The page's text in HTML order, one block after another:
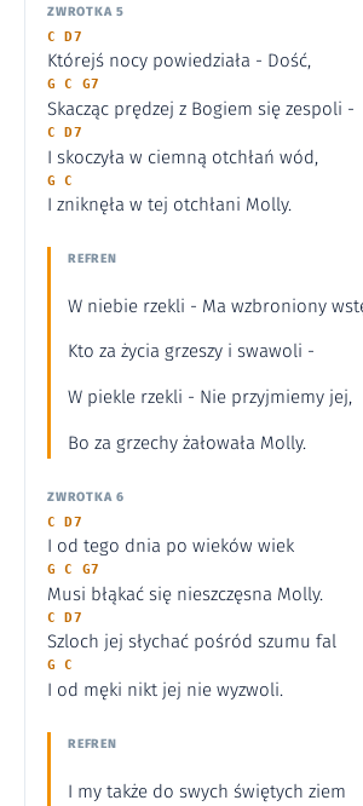
ZWROTKA 5
C D7
Którejś nocy powiedziała - Dość,
G C G7
Skacząc prędzej z Bogiem się zespoli -
C D7
I skoczyła w ciemną otchłań wód,
G C
I zniknęła w tej otchłani Molly.
REFREN
W niebie rzekli - Ma wzbroniony
Kto za życia grzeszy i swawoli -
W piekle rzekli - Nie przyjmiemy jej,
Bo za grzechy żałowała Molly.
ZWROTKA 6
C D7
I od tego dnia po wieków wiek
G C G7
Musi błąkać się nieszczęsna Molly.
C D7
Szloch jej słychać pośród szumu fal
G C
I od męki nikt jej nie wyzwoli.
REFREN
I my także do swych świętych ziem